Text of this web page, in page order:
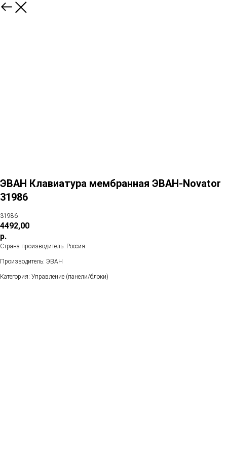
ЭВАН Клавиатура мембранная ЭВАН-Novator
31986
31986
4492,00
р.
Страна производитель: Россия
Производитель: ЭВАН
Категория: Управление (панели/блоки)